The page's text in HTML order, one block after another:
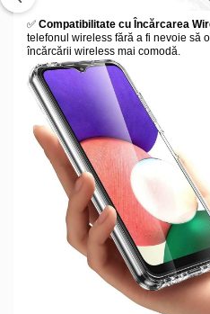
✅ Compatibilitate cu Încărcarea
telefonul wireless fără a fi nevoie să
încărcării wireless mai comodă.